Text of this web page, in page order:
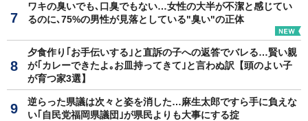
ワキの臭いでも､口臭でもない…女性の大半が不潔と感じてい
るのに､75%の男性が見落としている"臭い"の正体
夕食作り｢お手伝いする｣と直訴の子への返答でバレる…賢い親
が｢カレーできたよ｡お皿持ってきて｣と言わぬ訳【頭のよい子
が育つ家3選】
逆らった県議は次々と姿を消した…麻生太郎ですら手に負えな
い｢自民党福岡県議団｣が県民よりも大事にする掟